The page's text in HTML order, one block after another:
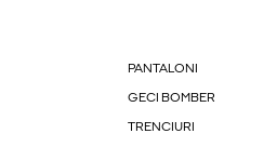
PANTALONI
GECI BOMBER
TRENCIURI